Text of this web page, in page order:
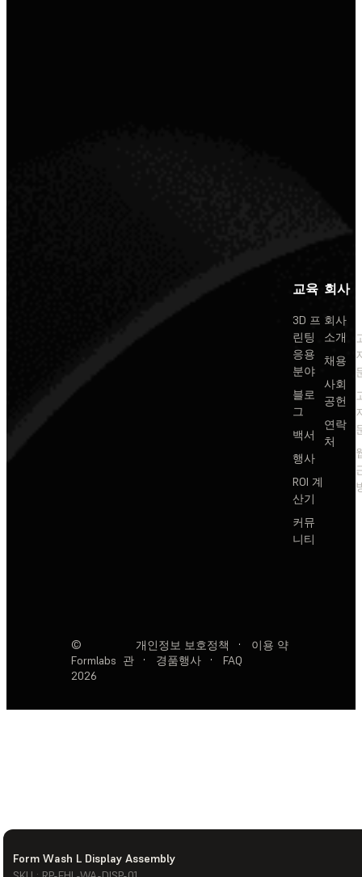
Form Wash L Display Assembly
교육
3D 프
린팅
응용
분야
블로
그
백서
행사
ROI 계
산기
커뮤
니티
회사
회사
소개
채용
사회
공헌
연락
처
©
Formlabs
2026
개인정보 보호정책 ·
이용 약
관
· 경품행사 · FAQ